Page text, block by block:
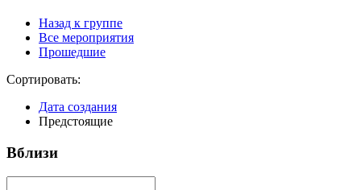
Назад к группе
Все мероприятия
Прошедшие
Сортировать:
Дата создания
Предстоящие
Вблизи